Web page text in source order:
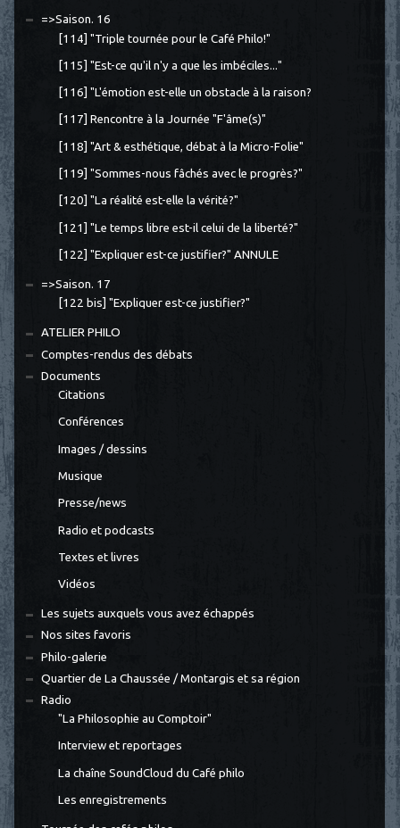
=>Saison. 16
[114] "Triple tournée pour le Café Philo!"
[115] "Est-ce qu'il n'y a que les imbéciles..."
[116] "L'émotion est-elle un obstacle à la raison?
[117] Rencontre à la Journée "F'âme(s)"
[118] "Art & esthétique, débat à la Micro-Folie"
[119] "Sommes-nous fâchés avec le progrès?"
[120] "La réalité est-elle la vérité?"
[121] "Le temps libre est-il celui de la liberté?"
[122] "Expliquer est-ce justifier?" ANNULE
=>Saison. 17
[122 bis] "Expliquer est-ce justifier?"
ATELIER PHILO
Comptes-rendus des débats
Documents
Citations
Conférences
Images / dessins
Musique
Presse/news
Radio et podcasts
Textes et livres
Vidéos
Les sujets auxquels vous avez échappés
Nos sites favoris
Philo-galerie
Quartier de La Chaussée / Montargis et sa région
Radio
"La Philosophie au Comptoir"
Interview et reportages
La chaîne SoundCloud du Café philo
Les enregistrements